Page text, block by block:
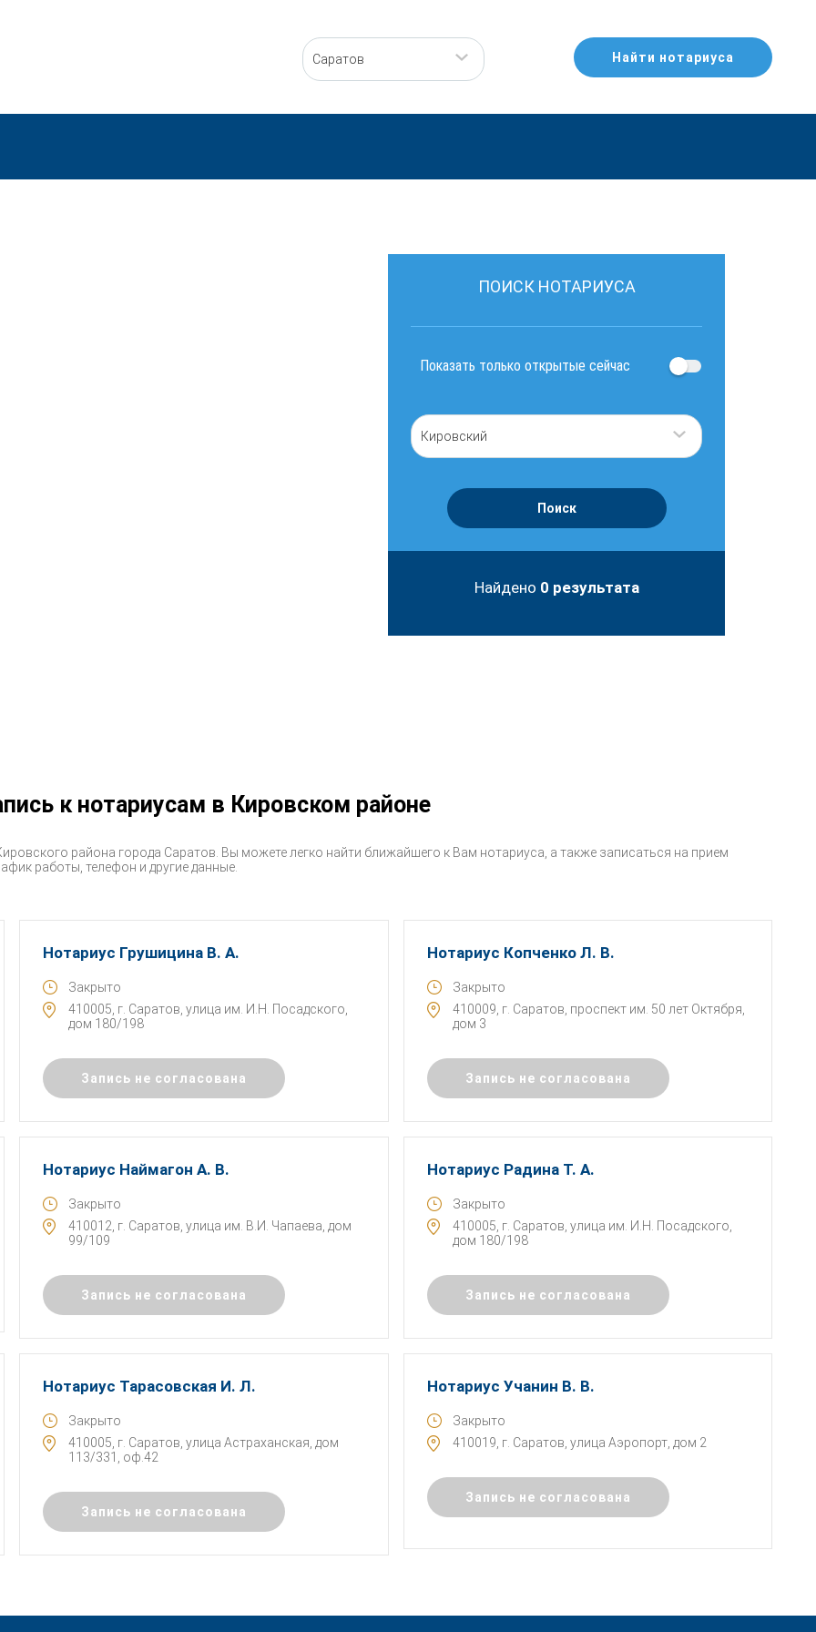
Саратов Найти нотариуса
ПОИСК НОТАРИУСА
Показать только открытые сейчас
Кировский
Поиск
Найдено 0 результата
к нотариусам в Кировском районе
района города Саратов. Вы можете легко найти ближайшего к Вам нотариуса, а также записаться на прием
работы, телефон и другие данные.
Нотариус Грушицина В. А.
Закрыто
410005, г. Саратов, улица им. И.Н. Посадского,
дом 180/198
Запись не согласована
Нотариус Копченко Л. В.
Закрыто
410009, г. Саратов, проспект им. 50 лет Октября,
дом 3
Запись не согласована
Нотариус Наймагон А. В.
Закрыто
410012, г. Саратов, улица им. В.И. Чапаева, дом
99/109
Запись не согласована
Нотариус Радина Т. А.
Закрыто
410005, г. Саратов, улица им. И.Н. Посадского,
дом 180/198
Запись не согласована
Нотариус Тарасовская И. Л.
Закрыто
410005, г. Саратов, улица Астраханская, дом
113/331, оф.42
Запись не согласована
Нотариус Учанин В. В.
Закрыто
410019, г. Саратов, улица Аэропорт, дом 2
Запись не согласована